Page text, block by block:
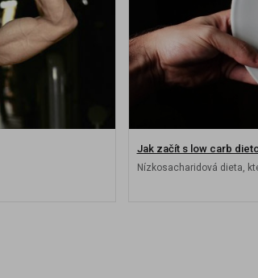
Jak začít s low carb
Nízkosacharidová dieta,